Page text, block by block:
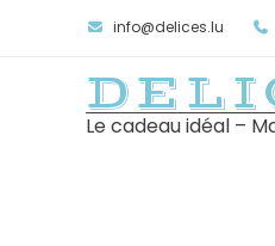
info@delices.lu
Le cadeau idéal –